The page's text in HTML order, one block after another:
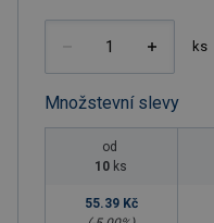
ks
Množstevní slevy
od
10 ks
55.39 Kč